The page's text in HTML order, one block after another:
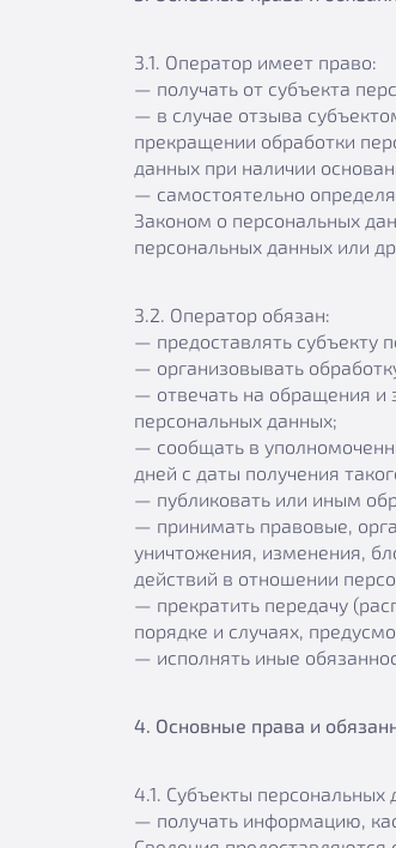
3.1. Оператор имеет право:
— получать от субъекта
— в случае отзыва
прекращении обработки
данных при наличии
— самостоятельно
Законом о персональных
персональных данных или
3.2. Оператор обязан:
— предоставлять субъекту
— организовывать
— отвечать на обращения и
персональных данных;
— сообщать в
дней с даты получения
— публиковать или иным
— принимать правовые,
уничтожения, изменения,
действий в отношении
— прекратить передачу
порядке и случаях,
— исполнять иные
4. Основные права и
4.1. Субъекты
— получать информацию,